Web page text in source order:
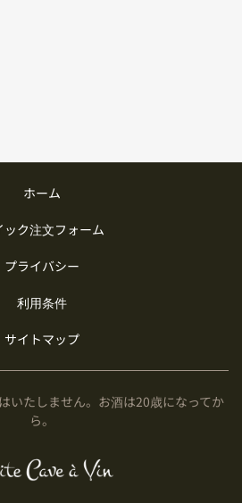
ホーム
ック注文フォーム
プライバシー
利用条件
サイトマップ
いたしません。お酒は20歳になってか
ら。